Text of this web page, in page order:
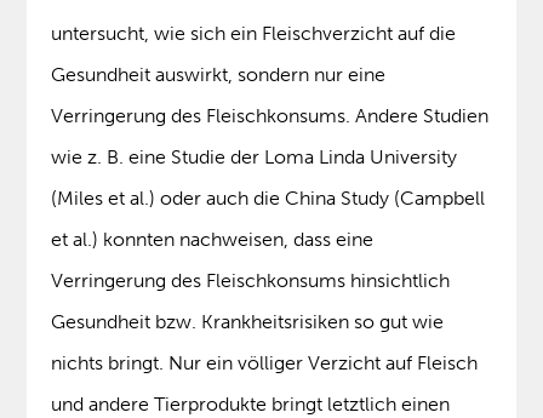
untersucht, wie sich ein Fleischverzicht auf die
Gesundheit auswirkt, sondern nur eine
Verringerung des Fleischkonsums. Andere Studien
wie z. B. eine Studie der Loma Linda University
(Miles et al.) oder auch die China Study (Campbell
et al.) konnten nachweisen, dass eine
Verringerung des Fleischkonsums hinsichtlich
Gesundheit bzw. Krankheitsrisiken so gut wie
nichts bringt. Nur ein völliger Verzicht auf Fleisch
und andere Tierprodukte bringt letztlich einen